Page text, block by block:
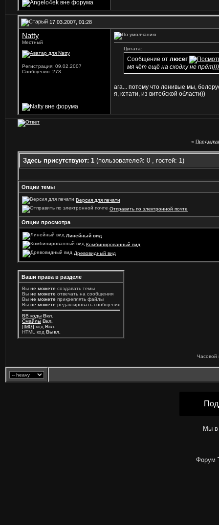
17.03.2007, 01:28
Natty
Местный
Регистрация: 09.02.2007
Сообщения: 273
Цитата:
Сообщение от люсег
мя чёт ещё на сходку не
ага... потому что ленивые мы,
я, кстати, из витебской области))
«
Здесь присутствуют: 1 (пользователей: 0 , гостей: 1)
Опции темы
Версия для печати
Отправить по электронной почте
Опции просмотра
Линейный вид
Комбинированный вид
Древовидный вид
Ваши права в разделе
Вы не можете создавать темы
Вы не можете отвечать на сообщения
Вы не можете прикреплять файлы
Вы не можете редактировать сообщения
BB коды Вкл.
Смайлы Вкл.
[IMG] код Вкл.
HTML код Выкл.
Часовой
Мы в
Форум